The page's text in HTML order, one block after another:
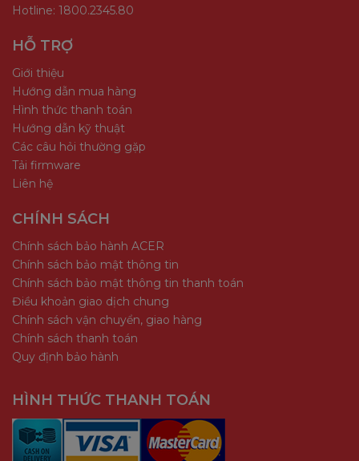
Hotline: 1800.2345.80
HỖ TRỢ
Giới thiệu
Hướng dẫn mua hàng
Hình thức thanh toán
Hướng dẫn kỹ thuật
Các câu hỏi thường gặp
Tải firmware
Liên hệ
CHÍNH SÁCH
Chính sách bảo hành ACER
Chính sách bảo mật thông tin
Chính sách bảo mật thông tin thanh toán
Điều khoản giao dịch chung
Chính sách vận chuyển, giao hàng
Chính sách thanh toán
Quy định bảo hành
HÌNH THỨC THANH TOÁN